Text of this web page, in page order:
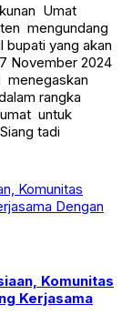
Umat
mengundang
bupati yang akan
November 2024
menegaskan
rangka
untuk
tadi
Komunitas
Kerjasama